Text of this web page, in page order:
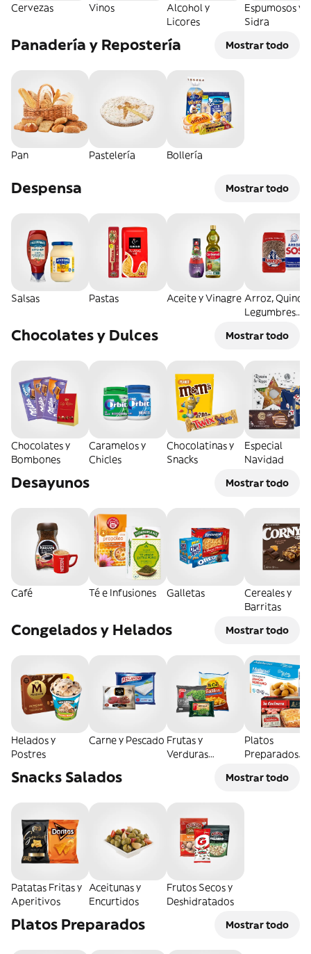
Cervezas Vinos
Alcohol y
Licores
Espumosos y
Sidra
Panadería y Repostería Mostrar todo
Pan Pastelería Bollería
Despensa Mostrar todo
Salsas Pastas Aceite y Vinagre Arroz, Quinoa
Legumbres
Chocolates y Dulces Mostrar todo
Chocolates y
Bombones
Caramelos y
Chicles
Chocolatinas y
Snacks
Especial
Navidad
Desayunos Mostrar todo
Café Té e Infusiones Galletas
Cereales y
Barritas
Congelados y Helados Mostrar todo
Helados y
Postres
Carne y Pescado Frutas y
Verduras
Platos
Preparados
Snacks Salados Mostrar todo
Patatas Fritas y
Aperitivos
Aceitunas y
Encurtidos
Frutos Secos y
Deshidratados
Platos Preparados Mostrar todo